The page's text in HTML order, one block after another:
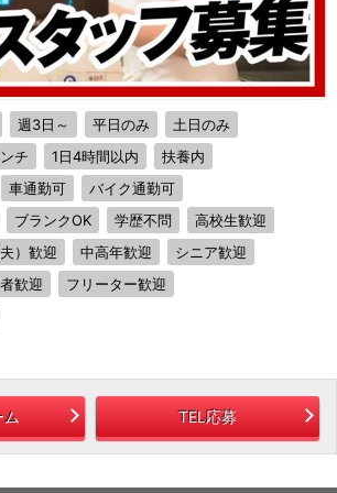
週3日～ 平日のみ
土日のみ
チ 1日4時間以内
扶養内
車通勤可
バイク通勤可
ブランクOK 学歴不問
高校生歓迎
）歓迎 中高年歓迎
シニア歓迎
歓迎
フリーター歓迎
TEL応募